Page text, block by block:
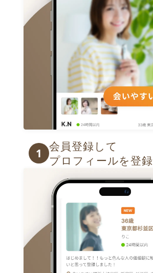
1
会員登録して
プロフィールを登録